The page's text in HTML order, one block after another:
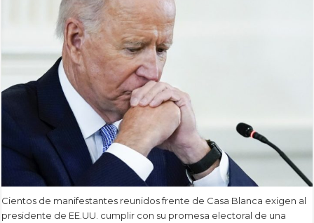
Cientos de manifestantes reunidos frente de Casa Blanca exigen al
presidente de EE.UU. cumplir con su promesa electoral de una